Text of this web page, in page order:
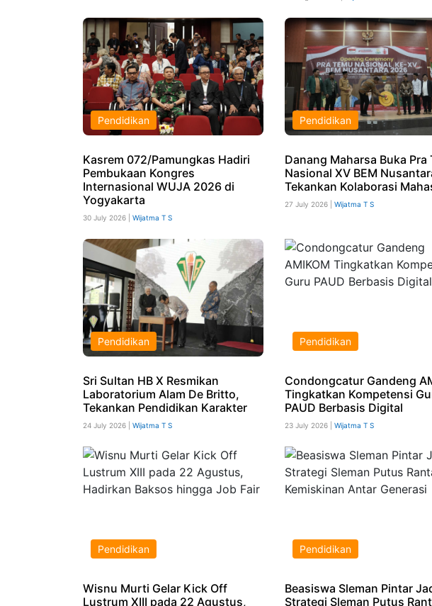
Pendidikan
Kasrem 072/Pamungkas Hadiri
Pembukaan Kongres
Internasional WUJA 2026 di
Yogyakarta
30 July 2026 | Wijatma T S
Pendidikan
Danang Maharsa Buka Pra
Nasional XV BEM
Tekankan Kolaborasi
27 July 2026 | Wijatma T S
Pendidikan
Sri Sultan HB X Resmikan
Laboratorium Alam De Britto,
Tekankan Pendidikan Karakter
24 July 2026 | Wijatma T S
Pendidikan
Condongcatur Gandeng
Tingkatkan Kompetensi
PAUD Berbasis Digital
23 July 2026 | Wijatma T S
Pendidikan
Wisnu Murti Gelar Kick Off
Lustrum XIII pada 22 Agustus,
Pendidikan
Beasiswa Sleman Pintar
Strategi Sleman Putus